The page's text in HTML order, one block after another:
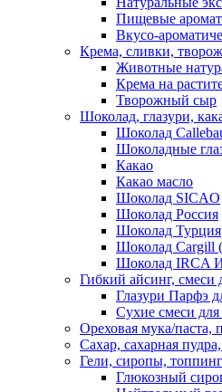
Пищевые
Вкусо-
Крема, сливки,
Животные
Крема на
Творожный сыр
Шоколад, глазури,
Шоколад
Шоколадные
Какао
Какао масло
Шоколад SICAO
Шоколад Россия
Шоколад Турция
Шоколад Cargill
Шоколад IRCA
Гибкий айсинг, смеси
Глазури Парфэ
Сухие смеси
Ореховая мука/паста,
Сахар, сахарная
Гели, сиропы,
Глюкозный